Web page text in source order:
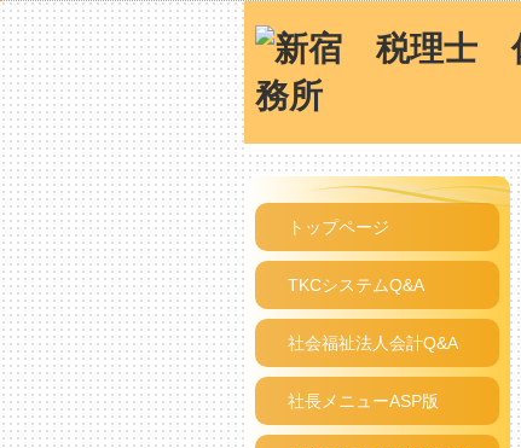
トップページ
TKCシステムQ&A
社会福祉法人会計Q&A
社長メニューASP版